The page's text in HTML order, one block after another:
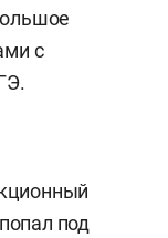
с
попал под